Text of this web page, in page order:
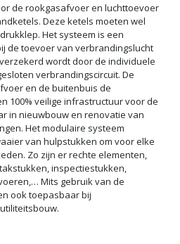
de rookgasafvoer en luchttoevoer
Deze ketels moeten wel
Het systeem is een
de toevoer van verbrandingslucht
wordt door de individuele
verbrandingscircuit. De
en de buitenbuis de
100% veilige infrastructuur voor de
in nieuwbouw en renovatie van
Het modulaire systeem
van hulpstukken om voor elke
Zo zijn er rechte elementen,
inspectiestukken,
Mits gebruik van de
ook toepasbaar bij